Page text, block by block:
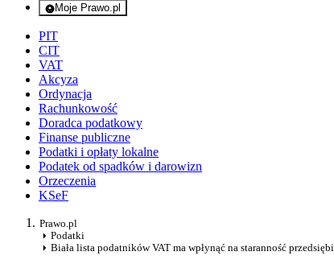
Moje Prawo.pl
- rejestracja i logowanie do serwisu
PIT
CIT
VAT
Akcyza
Ordynacja
Rachunkowość
Doradca podatkowy
Finanse publiczne
Podatki i opłaty lokalne
Podatek od spadków i darowizn
Orzeczenia
KSeF
Prawo.pl
Podatki
Biała lista podatników VAT ma wpłynąć na staranność